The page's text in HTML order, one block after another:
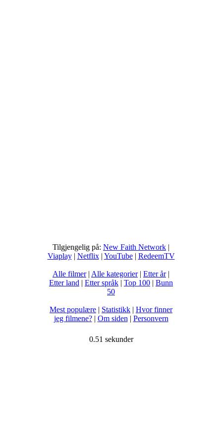
Tilgjengelig på: New Faith Network |
Viaplay| Netflix| YouTube| RedeemTV
Alle filmer| Alle kategorier| Etter år|
Etter land | Etter språk | Top 100 | Bunn
50
Mest populære | Statistikk | Hvor finner
jeg filmene?| Om siden | Personvern
0.51 sekunder